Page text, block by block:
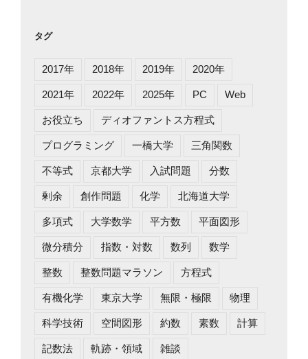
タグ
2017年 2018年 2019年 2020年
2021年 2022年 2025年 PC Web
お役立ち ディオファントス方程式
プログラミング 一橋大学 三角関数
不等式 京都大学 入試問題 分数
剰余 創作問題 化学 北海道大学
多項式 大学数学 平方数 平面図形
微分積分 指数・対数 数列 数学
整数 整数問題マラソン 方程式
有機化学 東京大学 無限・極限 物理
科学技術 空間図形 約数 素数 計算
記数法 軌跡・領域 雑談